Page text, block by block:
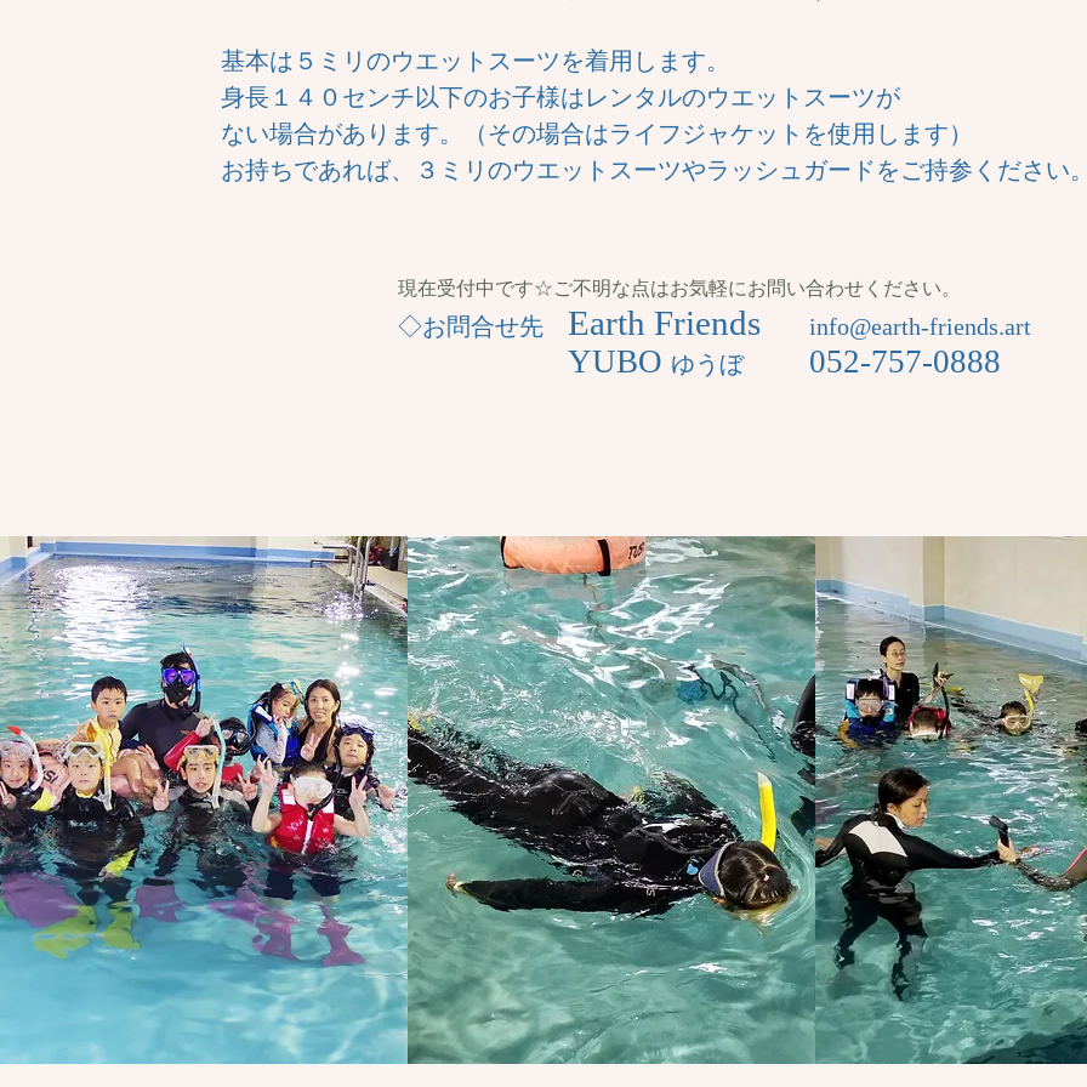
基本は５ミリのウエットスーツを着用します。
身長１４０センチ以下のお子様はレンタルのウエットスーツが
ない場合があります。（その場合はライフジャケットを使用します）
お持ちであれば、３ミリのウエットスーツやラッシュガードをご持参ください
​現在受付中です☆ご不明な点はお気軽にお問い合わせください。
◇お問合せ先​ Earth Friends
info@earth-friends.art
YUBO ゆうぼ052-757-0888